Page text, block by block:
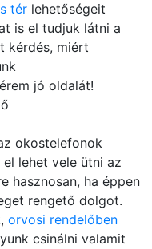
tér lehetőségeit
is el tudjuk látni a
kérdés, miért
jó oldalát!
okostelefonok
lehet vele ütni az
hasznosan, ha éppen
rengető dolgot.
orvosi rendelőben
csinálni valamit